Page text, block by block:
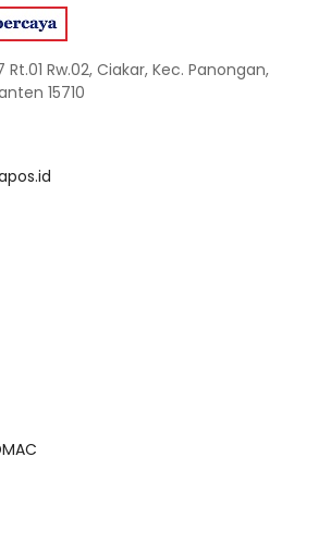
Rt.01 Rw.02, Ciakar, Kec. Panongan,
15710